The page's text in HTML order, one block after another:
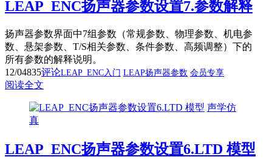
LEAP_ENC扬声器参数设置7.参数解释
扬声器参数界面中7组参数（常规参数、物理参数、机电参
数、悬架参数、T/S相关参数、条件参数、高频调整）下的
所有参数的解释说明。
12/04835评论LEAP_ENC入门 LEAP扬声器参数 会员专享
阅读全文
声学仿
真
LEAP_ENC扬声器参数设置6.LTD 模型